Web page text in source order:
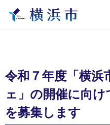
令和７年度「横浜
ェ」の開催に向
を募集します